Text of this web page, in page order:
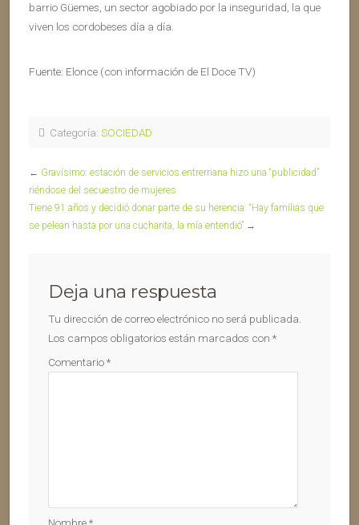
barrio Güemes, un sector agobiado por la inseguridad, la que
viven los cordobeses día a día.
Fuente: Elonce (con información de El Doce TV)
Categoría: SOCIEDAD
← Gravísimo: estación de servicios entrerriana hizo una “publicidad”
riéndose del secuestro de mujeres
Tiene 91 años y decidió donar parte de su herencia: “Hay familias que
se pelean hasta por una cucharita, la mía entendió” →
Deja una respuesta
Tu dirección de correo electrónico no será publicada.
Los campos obligatorios están marcados con *
Comentario*